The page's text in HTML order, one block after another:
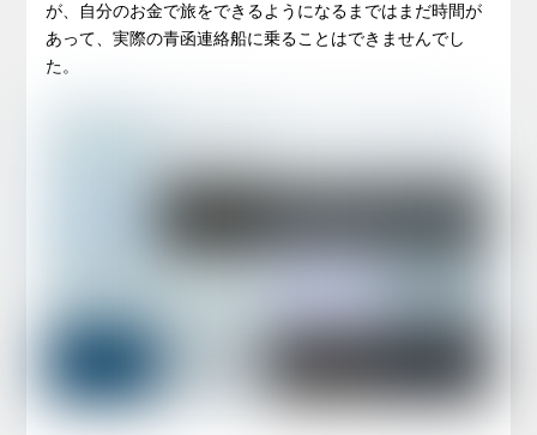
が、自分のお金で旅をできるようになるまではまだ時間が
あって、実際の青函連絡船に乗ることはできませんでし
た。